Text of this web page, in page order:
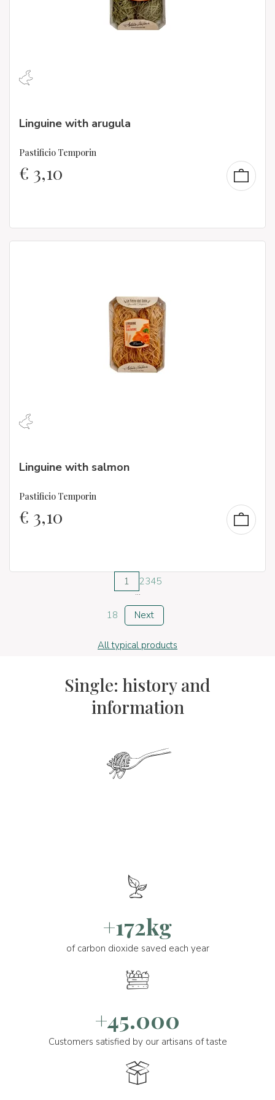
Linguine with arugula
Pastificio Temporin
€ 3,10
Linguine with salmon
Pastificio Temporin
€ 3,10
1 2345
...
18
Next
All typical products
Single: history and
information
+172kg
of carbon dioxide saved each year
+45.000
Customers satisfied by our artisans of taste